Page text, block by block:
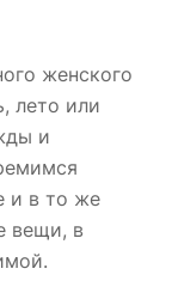
женского
лето или
и
и в то же
вещи, в